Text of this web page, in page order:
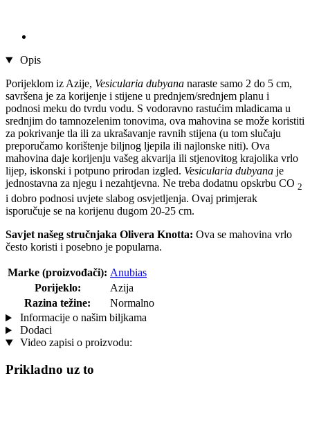
Opis
Porijeklom iz Azije, Vesicularia dubyana naraste samo 2 do 5 cm,
savršena je za korijenje i stijene u prednjem/srednjem planu i
podnosi meku do tvrdu vodu. S vodoravno rastućim mladicama u
srednjim do tamnozelenim tonovima, ova mahovina se može koristiti
za pokrivanje tla ili za ukrašavanje ravnih stijena (u tom slučaju
preporučamo korištenje biljnog ljepila ili najlonske niti). Ova
mahovina daje korijenju vašeg akvarija ili stjenovitog krajolika vrlo
lijep, iskonski i potpuno prirodan izgled. Vesicularia dubyana je
jednostavna za njegu i nezahtjevna. Ne treba dodatnu opskrbu CO 2
i dobro podnosi uvjete slabog osvjetljenja. Ovaj primjerak
isporučuje se na korijenu dugom 20-25 cm.
Savjet našeg stručnjaka Olivera Knotta: Ova se mahovina vrlo
često koristi i posebno je popularna.
Marke (proizvođači): Anubias
Porijeklo:
Azija
Razina težine:
Normalno
Informacije o našim biljkama
Dodaci
Video zapisi o proizvodu:
Prikladno uz to